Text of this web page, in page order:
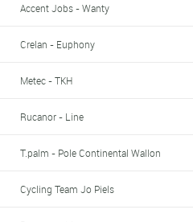
Accent Jobs - Wanty
Crelan - Euphony
Metec - TKH
Rucanor - Line
T.palm - Pole Continental Wallon
Cycling Team Jo Piels